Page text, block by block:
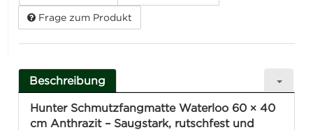
Frage zum Produkt
Beschreibung
Hunter Schmutzfangmatte Waterloo 60 × 40
cm Anthrazit – Saugstark, rutschfest und